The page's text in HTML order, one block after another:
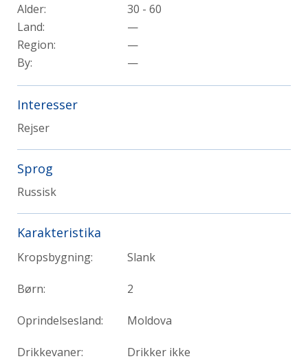
Alder:
30 - 60
Land:
—
Region:
—
By:
—
Interesser
Rejser
Sprog
Russisk
Karakteristika
Kropsbygning: Slank
Børn: 2
Oprindelsesland: Moldova
Drikkevaner: Drikker ikke